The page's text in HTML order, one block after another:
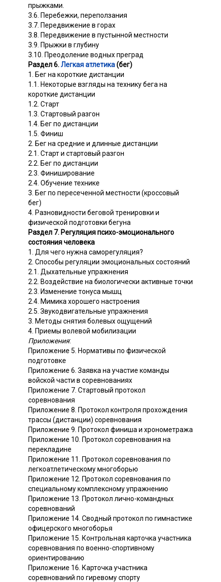
прыжками.
3.6. Перебежки, переползания
3.7. Передвижение в горах
3.8. Передвижение в пустынной местности
3.9. Прыжки в глубину
3.10. Преодоление водных преград
Раздел 6.Легкая атлетика(бег)
1. Бег на короткие дистанции
1.1. Некоторые взгляды на технику бега на
короткие дистанции
1.2. Старт
1.3. Стартовый разгон
1.4. Бег по дистанции
1.5. Финиш
2. Бег на средние и длинные дистанции
2.1. Старт и стартовый разгон
2.2. Бег по дистанции
2.3. Финиширование
2.4. Обучение технике
3. Бег по пересеченной местности (кроссовый
бег)
4. Разновидности беговой тренировки и
физической подготовки бегуна
Раздел 7. Регуляция психо-эмоционального
состояния человека
1. Для чего нужна саморегуляция?
2. Способы регуляции эмоциональных состояний
2.1. Дыхательные упражнения
2.2. Воздействие на биологически активные точки
2.3. Изменение тонуса мышц
2.4. Мимика хорошего настроения
2.5. Звукодвигательные упражнения
3. Методы снятия болевых ощущений
4. Приемы волевой мобилизации
Приложения:
Приложение 5. Нормативы по физической
подготовке
Приложение 6. Заявка на участие команды
войской части в соревнованиях
Приложение 7. Стартовый протокол
соревнования
Приложение 8. Протокол контроля прохождения
трассы (дистанции) соревнования
Приложение 9. Протокол финиша и хронометража
Приложение 10. Протокол соревнования на
перекладине
Приложение 11. Протокол соревнования по
легкоатлетическому многоборью
Приложение 12. Протокол соревнования по
специальному комплексному упражнению
Приложение 13. Протокол лично-командных
соревнований
Приложение 14. Сводный протокол по гимнастике
офицерского многоборья
Приложение 15. Контрольная карточка участника
соревнования по военно-спортивному
ориентированию
Приложение 16. Карточка участника
соревнований по гиревому спорту